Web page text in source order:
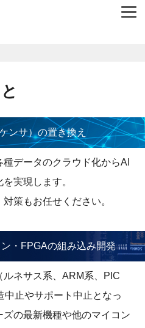
ンサ）の置き換え
データのクラウド化からAI
実現します。
策もお任せください。
・FPGAの組み込み開発
ネサス系、ARM系、PIC
中止やサポート中止となっ
の最新機種や他のマイコン